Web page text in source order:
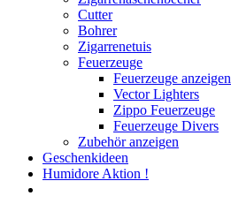
Cutter
Bohrer
Zigarrenetuis
Feuerzeuge
Feuerzeuge anzeigen
Vector Lighters
Zippo Feuerzeuge
Feuerzeuge Divers
Zubehör anzeigen
Geschenkideen
Humidore Aktion !